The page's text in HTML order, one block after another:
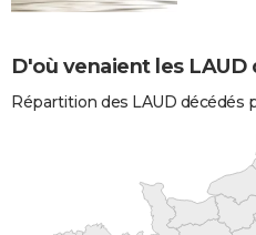
D'où venaient les
Répartition des LAUD décédés